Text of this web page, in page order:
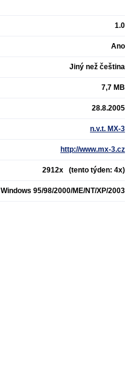
1.0
Ano
Jiný než čeština
7,7 MB
28.8.2005
n.v.t. MX-3
http://www.mx-3.cz
2912x (tento týden: 4x)
Windows 95/98/2000/ME/NT/XP/2003